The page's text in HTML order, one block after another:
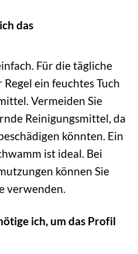
das
Für die tägliche
ein feuchtes Tuch
Vermeiden Sie
Reinigungsmittel, da
könnten. Ein
ist ideal. Bei
können Sie
verwenden.
ich, um das Profil